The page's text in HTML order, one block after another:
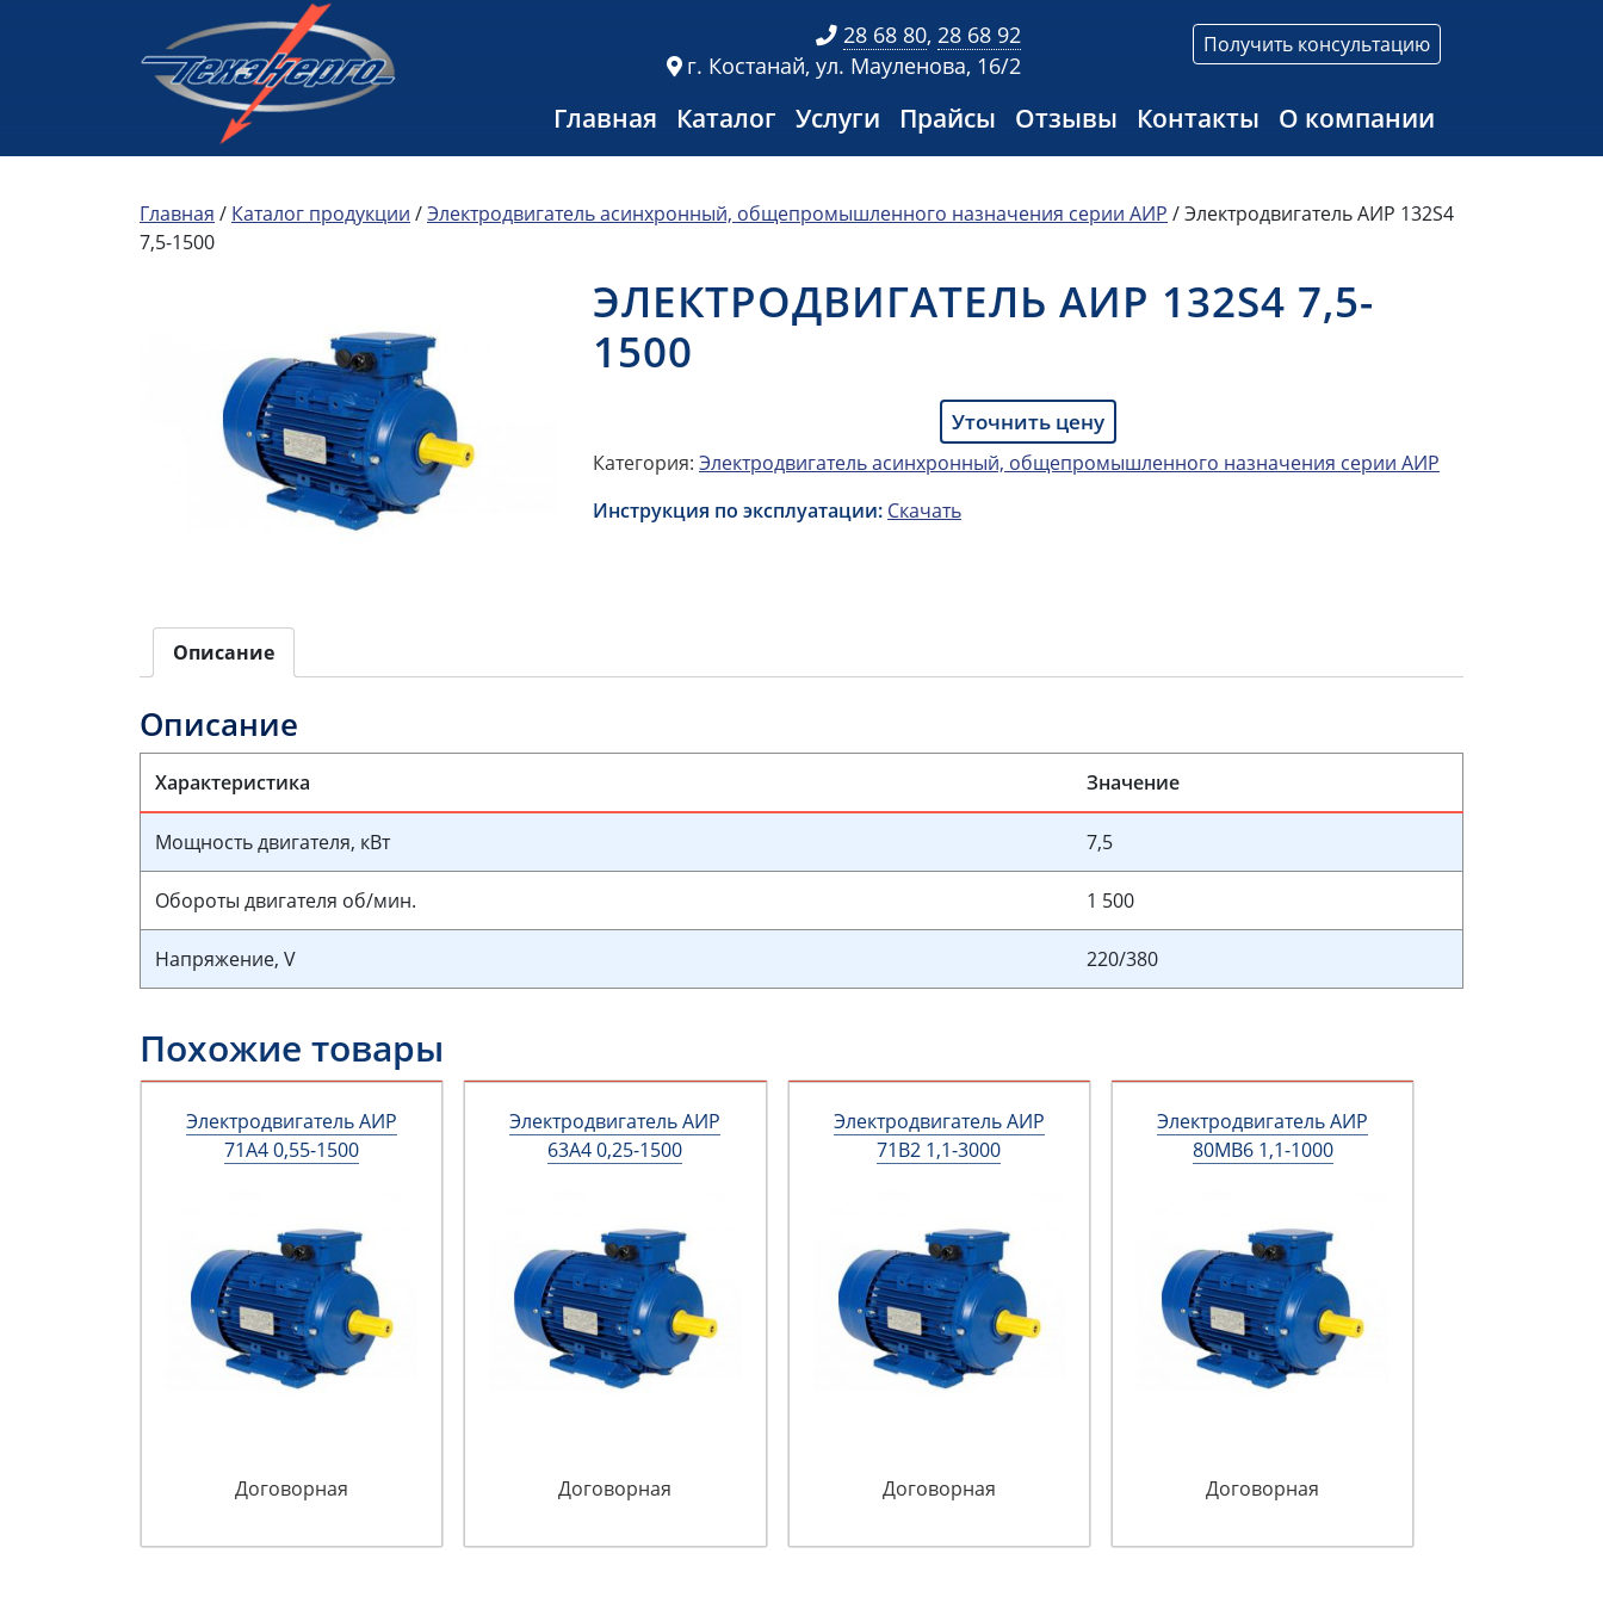
28 68 80, 28 68 92
г. Костанай, ул. Мауленова, 16/2
Получить консультацию
Главная Каталог Услуги Прайсы Отзывы Контакты О компании
Главная / Каталог продукции /Электродвигатель асинхронный, общепромышленного назначения серии АИР / Электродвигатель АИР 132S4
7,5-1500
ЭЛЕКТРОДВИГАТЕЛЬ АИР 132S4 7,5-
1500
Уточнить цену
Категория: Электродвигатель асинхронный, общепромышленного назначения серии АИР
Инструкция по эксплуатации: Скачать
Описание
Описание
Характеристика Значение
Мощность двигателя, кВт 7,5
Обороты двигателя об/мин. 1 500
Напряжение, V 220/380
Похожие товары
Электродвигатель АИР
71А4 0,55-1500
Договорная
Электродвигатель АИР
63А4 0,25-1500
Договорная
Электродвигатель АИР
71В2 1,1-3000
Договорная
Электродвигатель АИР
80МВ6 1,1-1000
Договорная